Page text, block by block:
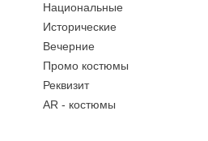
Национальные
Исторические
Вечерние
Промо костюмы
Реквизит
AR - костюмы